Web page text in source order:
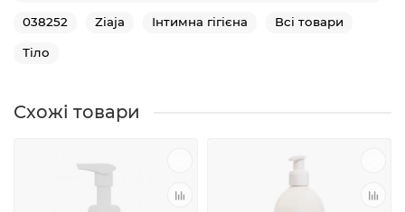
038252 Ziaja Інтимна гігієна Всі товари
Тіло
Схожі товари